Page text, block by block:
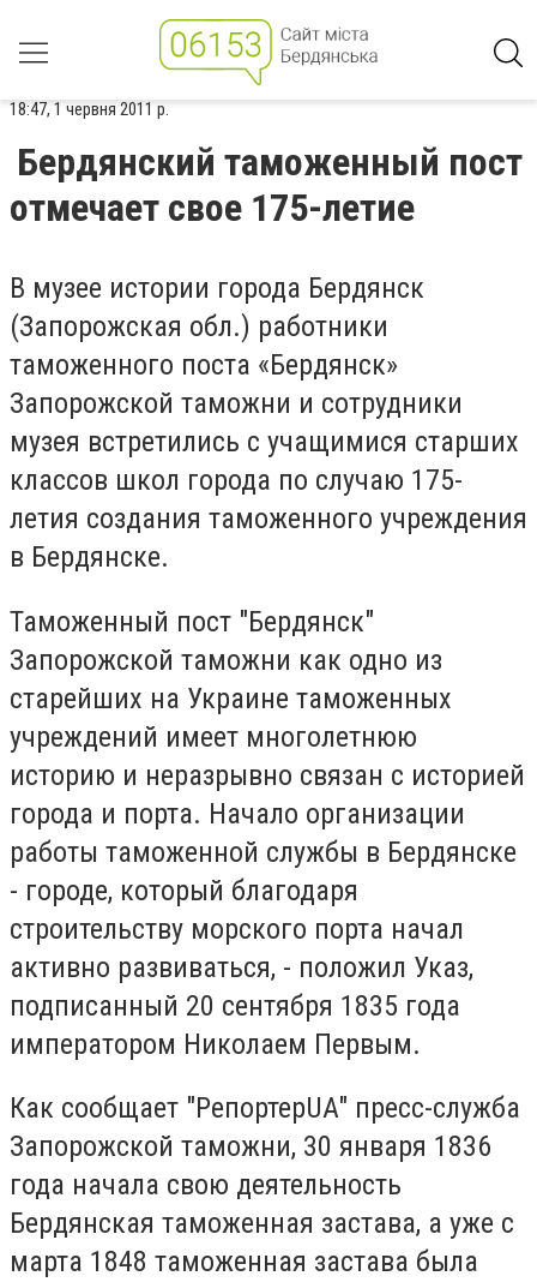
18:47, 1 червня 2011 р.
Бердянский таможенный пост
отмечает свое 175-летие
В музее истории города Бердянск
(Запорожская обл.) работники
таможенного поста «Бердянск»
Запорожской таможни и сотрудники
музея встретились с учащимися старших
классов школ города по случаю 175-
летия создания таможенного учреждения
в Бердянске.
Таможенный пост "Бердянск"
Запорожской таможни как одно из
старейших на Украине таможенных
учреждений имеет многолетнюю
историю и неразрывно связан с историей
города и порта. Начало организации
работы таможенной службы в Бердянске
- городе, который благодаря
строительству морского порта начал
активно развиваться, - положил Указ,
подписанный 20 сентября 1835 года
императором Николаем Первым.
Как сообщает "РепортерUA" пресс-служба
Запорожской таможни, 30 января 1836
года начала свою деятельность
Бердянская таможенная застава, а уже с
марта 1848 таможенная застава была